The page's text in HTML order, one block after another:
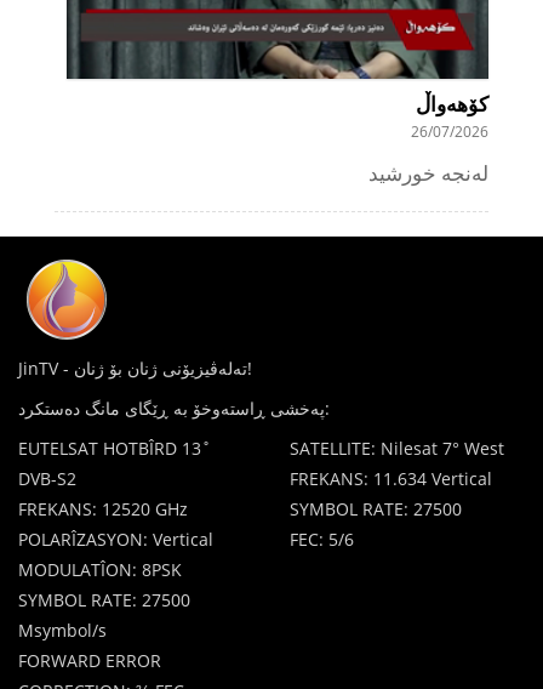
کۆهەواڵ
26/07/2026
لەنجە خورشید
JinTV - تەلەڤیزیۆنی ژنان بۆ ژنان!
پەخشی ڕاستەوخۆ بە ڕێگای مانگ دەستکرد:
SATELLITE: Nilesat 7° West
FREKANS: 11.634 Vertical
SYMBOL RATE: 27500
FEC: 5/6
EUTELSAT HOTBÎRD 13˚
DVB-S2
FREKANS: 12520 GHz
POLARÎZASYON: Vertical
MODULATÎON: 8PSK
SYMBOL RATE: 27500
Msymbol/s
FORWARD ERROR